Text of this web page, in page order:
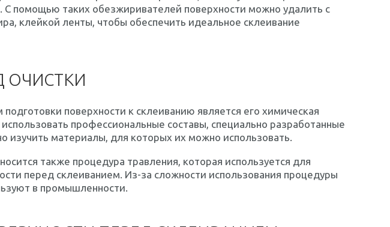
С помощью таких обезжиривателей поверхности можно удалить с
клейкой ленты, чтобы обеспечить идеальное склеивание
ОЧИСТКИ
поверхности к склеиванию является его химическая
профессиональные составы, специально разработанные
изучить материалы, для которых их можно использовать.
также процедура травления, которая используется для
перед склеиванием. Из-за сложности использования процедуры
в промышленности.